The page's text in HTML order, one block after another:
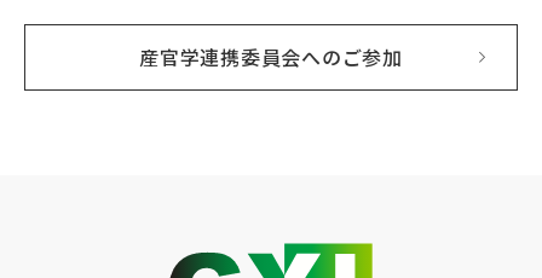
産官学連携委員会へのご参加